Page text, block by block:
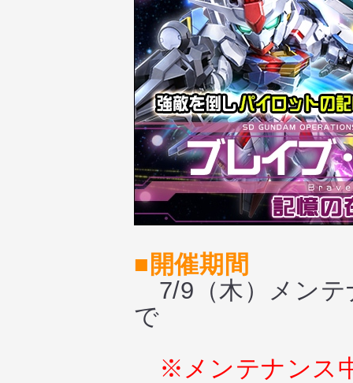
■開催期間
7/9（木）メンテ
で
※メンテナンス